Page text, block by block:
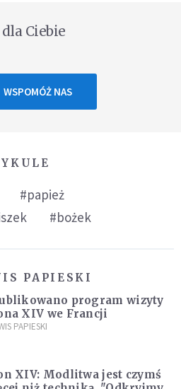
Ciebie
WSPOMÓŻ NAS
#papież
#bożek
PAPIESKI
program wizyty
XIV we Francji
PAPIESKI
XIV: Modlitwa jest czymś